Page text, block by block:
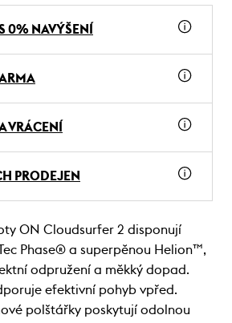
0% NAVÝŠENÍ
VRÁCENÍ
PRODEJEN
ON Cloudsurfer 2 disponují
Phase® a superpěnou Helion™,
odpružení a měkký dopad.
efektivní pohyb vpřed.
polštářky poskytují odolnou